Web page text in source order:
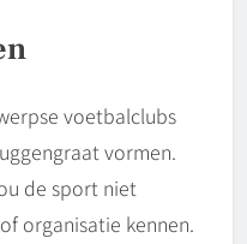
voetbalclubs
vormen.
de sport niet
organisatie kennen.